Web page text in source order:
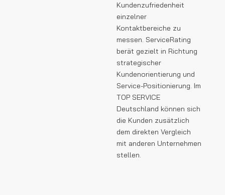
Kundenzufriedenheit
einzelner
Kontaktbereiche zu
messen. ServiceRating
berät gezielt in Richtung
strategischer
Kundenorientierung und
Service-Positionierung. Im
TOP SERVICE
Deutschland können sich
die Kunden zusätzlich
dem direkten Vergleich
mit anderen Unternehmen
stellen.